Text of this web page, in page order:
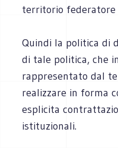
territorio federatore
Quindi la politica di
di tale politica, che
rappresentato dal
realizzare in forma
esplicita
istituzionali.